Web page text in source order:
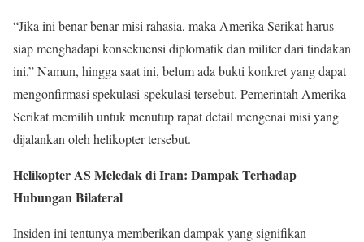
“Jika ini benar-benar misi rahasia, maka Amerika Serikat harus
siap menghadapi konsekuensi diplomatik dan militer dari tindakan
ini.” Namun, hingga saat ini, belum ada bukti konkret yang dapat
mengonfirmasi spekulasi-spekulasi tersebut. Pemerintah Amerika
Serikat memilih untuk menutup rapat detail mengenai misi yang
dijalankan oleh helikopter tersebut.
Helikopter AS Meledak di Iran: Dampak Terhadap
Hubungan Bilateral
Insiden ini tentunya memberikan dampak yang signifikan